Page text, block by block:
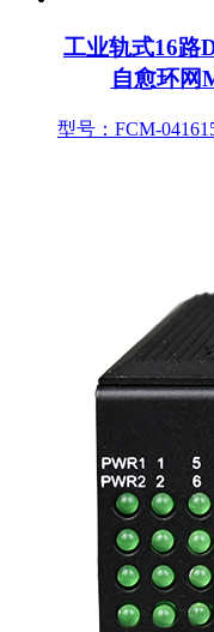
工业轨式16路
自愈环网
型号：FCM-